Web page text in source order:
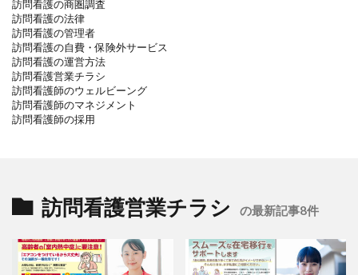
訪問看護の商圏調査
訪問看護の法律
訪問看護の管理者
訪問看護の自費・保険外サービス
訪問看護の運営方法
訪問看護営業チラシ
訪問看護師のウェルビーング
訪問看護師のマネジメント
訪問看護師の採用
訪問看護営業チラシ の最新記事8件